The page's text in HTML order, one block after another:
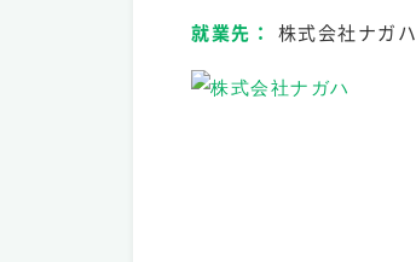
就業先 株式会社ナガハ